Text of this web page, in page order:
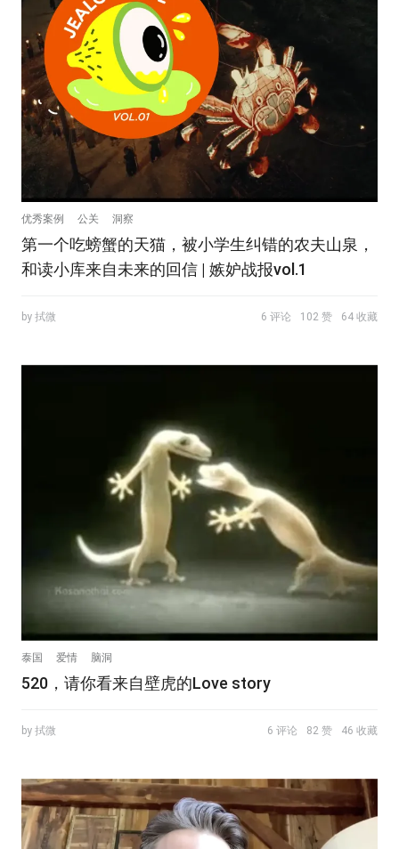
优秀案例 公关 洞察
第一个吃螃蟹的天猫，被小学生纠错的农夫山泉，
和读小库来自未来的回信 | 嫉妒战报vol.1
by 拭微 6 评论 102 赞 64 收藏
泰国 爱情 脑洞
520，请你看来自壁虎的Love story
by 拭微 6 评论 82 赞 46 收藏